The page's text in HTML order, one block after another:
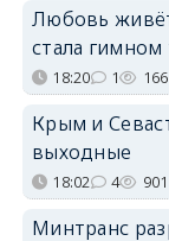
Любовь
стала
18:20 1 166
Крым и
выходные
18:02 4 901
Минтранс